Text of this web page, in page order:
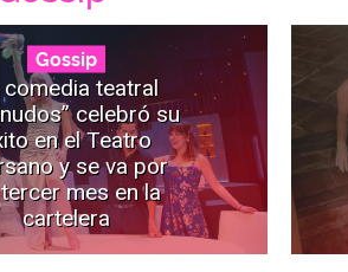
Gossip
comedia teatral
celebró su
en el Teatro
y se va por
mes en la
cartelera